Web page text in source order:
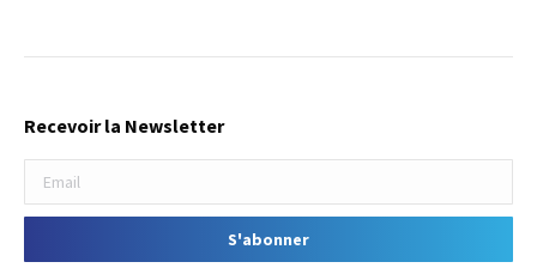
Recevoir la Newsletter